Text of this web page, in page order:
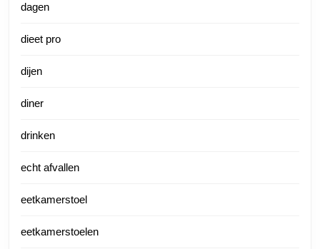
dagen
dieet pro
dijen
diner
drinken
echt afvallen
eetkamerstoel
eetkamerstoelen